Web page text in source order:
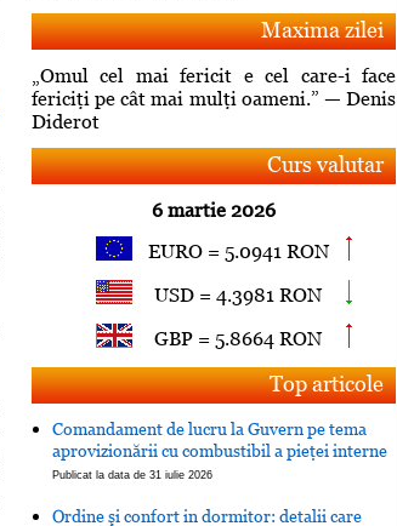
Maxima zilei
„Omul cel mai fericit e cel care-i face
fericiţi pe cât mai mulţi oameni.” — Denis
Diderot
Curs valutar
6 martie 2026
EURO = 5.0941 RON
USD = 4.3981 RON
GBP = 5.8664 RON
Top articole
Comandament de lucru la Guvern pe tema
aprovizionării cu combustibil a pieţei interne
Publicat la data de 31 iulie 2026
Ordine şi confort in dormitor: detalii care